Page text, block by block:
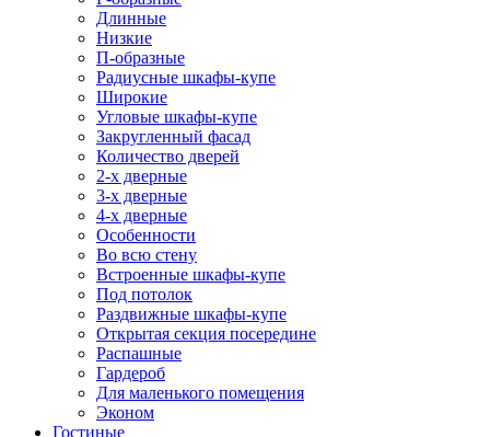
Длинные
Низкие
П-образные
Радиусные шкафы-купе
Широкие
Угловые шкафы-купе
Закругленный фасад
Количество дверей
2-х дверные
3-х дверные
4-х дверные
Особенности
Во всю стену
Встроенные шкафы-купе
Под потолок
Раздвижные шкафы-купе
Открытая секция посередине
Распашные
Гардероб
Для маленького помещения
Эконом
Гостиные